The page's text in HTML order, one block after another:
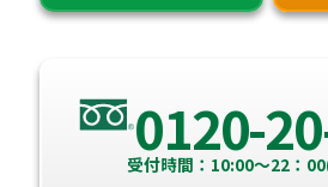
0120-
受付時間：10:00～22：